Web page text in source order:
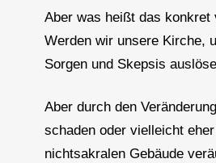
Aber was heißt das konkret
Werden wir unsere Kirche,
Sorgen und Skepsis
Aber durch den
schaden oder vielleicht
nichtsakralen Gebäude